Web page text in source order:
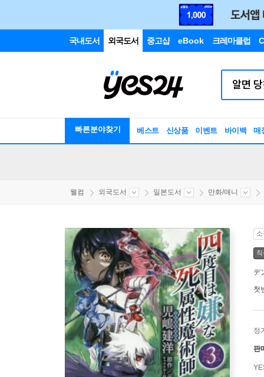
국내도서 외국도서 중고샵 eBook 크레마클럽
빠른분야찾기 베스트 신상품 이벤트 바이백 매
웰컴 외국도서 일본도서 만화/애니
デ
첫
정
판